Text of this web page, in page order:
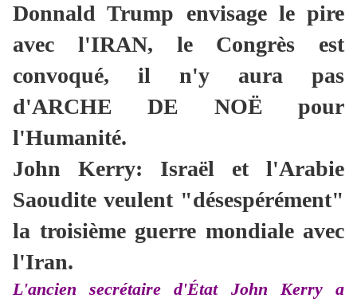
Donnald Trump envisage le pire
avec l'IRAN, le Congrès est
convoqué, il n'y aura pas
d'ARCHE DE NOË pour
l'Humanité.
John Kerry: Israël et l'Arabie
Saoudite veulent "désespérément"
la troisième guerre mondiale avec
l'Iran.
L'ancien secrétaire d'État John Kerry a